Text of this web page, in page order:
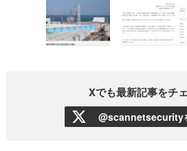
Xでも最新記事をチ
@scannetsecurity